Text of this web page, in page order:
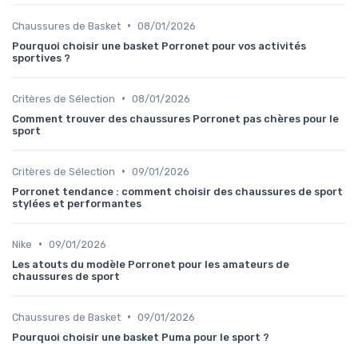
Chaussures de Basket • 08/01/2026
Pourquoi choisir une basket Porronet pour vos activités
sportives ?
Critères de Sélection • 08/01/2026
Comment trouver des chaussures Porronet pas chères pour le
sport
Critères de Sélection • 09/01/2026
Porronet tendance : comment choisir des chaussures de sport
stylées et performantes
Nike • 09/01/2026
Les atouts du modèle Porronet pour les amateurs de
chaussures de sport
Chaussures de Basket • 09/01/2026
Pourquoi choisir une basket Puma pour le sport ?